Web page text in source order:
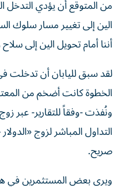
الين إلى تغيير مسار سلوك
أننا أمام تحويل الين إلى
لقد سبق لليابان أن تدخلت
الخطوة كانت أضخم من
ونُفذت -وفقاً للتقارير- عبر
التداول المباشر لزوج
صريح.
ويرى بعض المستثمرين في